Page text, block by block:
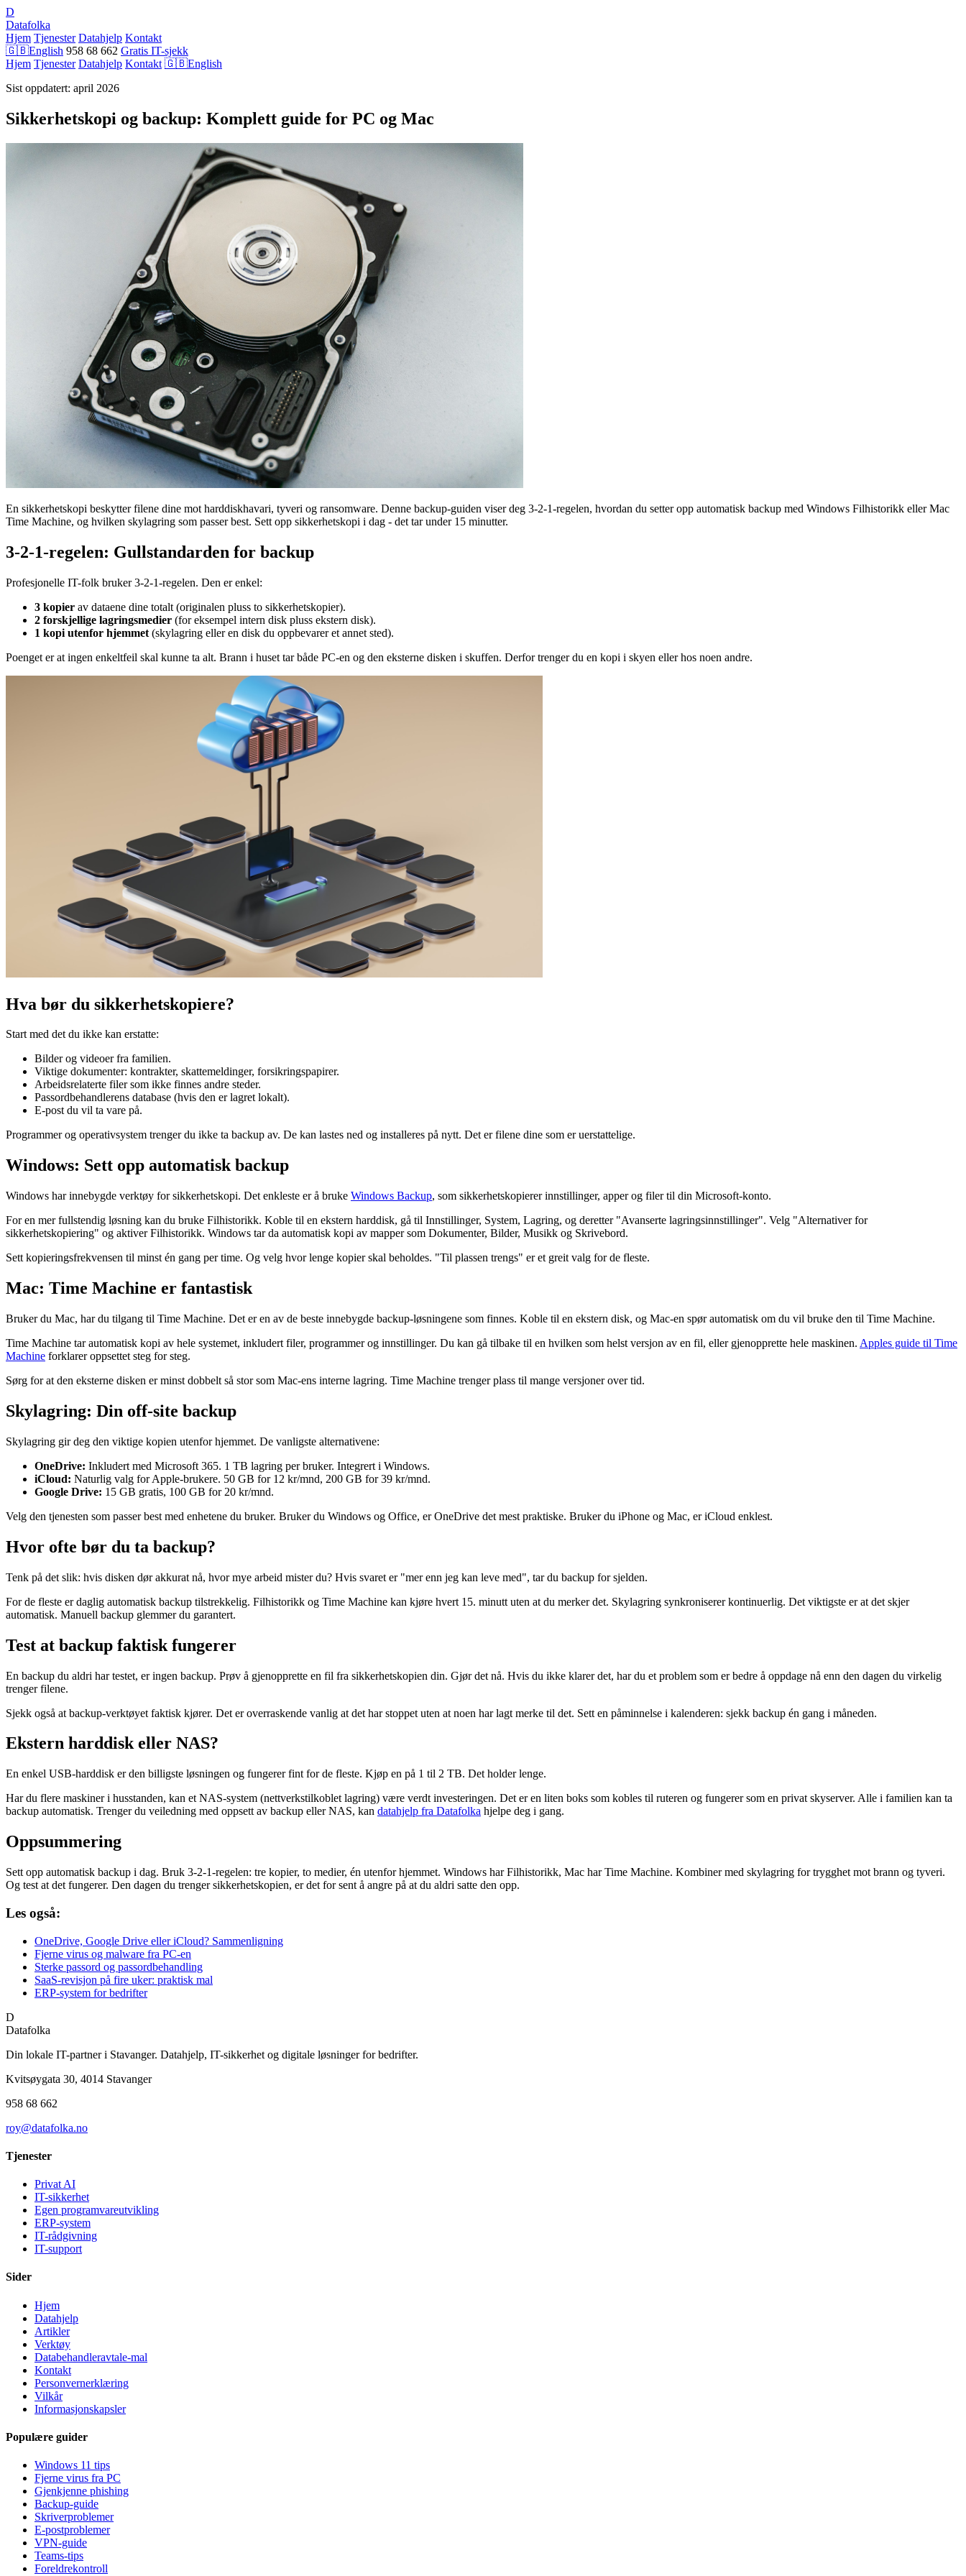
D
Datafolka
Hjem Tjenester Datahjelp Kontakt
🇬🇧English 958 68 662 Gratis IT-sjekk
Hjem Tjenester Datahjelp Kontakt 🇬🇧English
Sist oppdatert: april 2026
Sikkerhetskopi og backup: Komplett guide for PC og Mac
En sikkerhetskopi beskytter filene dine mot harddiskhavari, tyveri og ransomware. Denne backup-guiden viser deg 3-2-1-regelen, hvordan du setter opp automatisk backup med Windows Filhistorikk eller Mac
Time Machine, og hvilken skylagring som passer best. Sett opp sikkerhetskopi i dag - det tar under 15 minutter.
3-2-1-regelen: Gullstandarden for backup
Profesjonelle IT-folk bruker 3-2-1-regelen. Den er enkel:
3 kopier av dataene dine totalt (originalen pluss to sikkerhetskopier).
2 forskjellige lagringsmedier (for eksempel intern disk pluss ekstern disk).
1 kopi utenfor hjemmet (skylagring eller en disk du oppbevarer et annet sted).
Poenget er at ingen enkeltfeil skal kunne ta alt. Brann i huset tar både PC-en og den eksterne disken i skuffen. Derfor trenger du en kopi i skyen eller hos noen andre.
Hva bør du sikkerhetskopiere?
Start med det du ikke kan erstatte:
Bilder og videoer fra familien.
Viktige dokumenter: kontrakter, skattemeldinger, forsikringspapirer.
Arbeidsrelaterte filer som ikke finnes andre steder.
Passordbehandlerens database (hvis den er lagret lokalt).
E-post du vil ta vare på.
Programmer og operativsystem trenger du ikke ta backup av. De kan lastes ned og installeres på nytt. Det er filene dine som er uerstattelige.
Windows: Sett opp automatisk backup
Windows har innebygde verktøy for sikkerhetskopi. Det enkleste er å bruke Windows Backup, som sikkerhetskopierer innstillinger, apper og filer til din Microsoft-konto.
For en mer fullstendig løsning kan du bruke Filhistorikk. Koble til en ekstern harddisk, gå til Innstillinger, System, Lagring, og deretter "Avanserte lagringsinnstillinger". Velg "Alternativer for
sikkerhetskopiering" og aktiver Filhistorikk. Windows tar da automatisk kopi av mapper som Dokumenter, Bilder, Musikk og Skrivebord.
Sett kopieringsfrekvensen til minst én gang per time. Og velg hvor lenge kopier skal beholdes. "Til plassen trengs" er et greit valg for de fleste.
Mac: Time Machine er fantastisk
Bruker du Mac, har du tilgang til Time Machine. Det er en av de beste innebygde backup-løsningene som finnes. Koble til en ekstern disk, og Mac-en spør automatisk om du vil bruke den til Time Machine.
Time Machine tar automatisk kopi av hele systemet, inkludert filer, programmer og innstillinger. Du kan gå tilbake til en hvilken som helst versjon av en fil, eller gjenopprette hele maskinen. Apples guide til Time
Machine forklarer oppsettet steg for steg.
Sørg for at den eksterne disken er minst dobbelt så stor som Mac-ens interne lagring. Time Machine trenger plass til mange versjoner over tid.
Skylagring: Din off-site backup
Skylagring gir deg den viktige kopien utenfor hjemmet. De vanligste alternativene:
OneDrive: Inkludert med Microsoft 365. 1 TB lagring per bruker. Integrert i Windows.
iCloud: Naturlig valg for Apple-brukere. 50 GB for 12 kr/mnd, 200 GB for 39 kr/mnd.
Google Drive: 15 GB gratis, 100 GB for 20 kr/mnd.
Velg den tjenesten som passer best med enhetene du bruker. Bruker du Windows og Office, er OneDrive det mest praktiske. Bruker du iPhone og Mac, er iCloud enklest.
Hvor ofte bør du ta backup?
Tenk på det slik: hvis disken dør akkurat nå, hvor mye arbeid mister du? Hvis svaret er "mer enn jeg kan leve med", tar du backup for sjelden.
For de fleste er daglig automatisk backup tilstrekkelig. Filhistorikk og Time Machine kan kjøre hvert 15. minutt uten at du merker det. Skylagring synkroniserer kontinuerlig. Det viktigste er at det skjer
automatisk. Manuell backup glemmer du garantert.
Test at backup faktisk fungerer
En backup du aldri har testet, er ingen backup. Prøv å gjenopprette en fil fra sikkerhetskopien din. Gjør det nå. Hvis du ikke klarer det, har du et problem som er bedre å oppdage nå enn den dagen du virkelig
trenger filene.
Sjekk også at backup-verktøyet faktisk kjører. Det er overraskende vanlig at det har stoppet uten at noen har lagt merke til det. Sett en påminnelse i kalenderen: sjekk backup én gang i måneden.
Ekstern harddisk eller NAS?
En enkel USB-harddisk er den billigste løsningen og fungerer fint for de fleste. Kjøp en på 1 til 2 TB. Det holder lenge.
Har du flere maskiner i husstanden, kan et NAS-system (nettverkstilkoblet lagring) være verdt investeringen. Det er en liten boks som kobles til ruteren og fungerer som en privat skyserver. Alle i familien kan ta
backup automatisk. Trenger du veiledning med oppsett av backup eller NAS, kan datahjelp fra Datafolka hjelpe deg i gang.
Oppsummering
Sett opp automatisk backup i dag. Bruk 3-2-1-regelen: tre kopier, to medier, én utenfor hjemmet. Windows har Filhistorikk, Mac har Time Machine. Kombiner med skylagring for trygghet mot brann og tyveri.
Og test at det fungerer. Den dagen du trenger sikkerhetskopien, er det for sent å angre på at du aldri satte den opp.
Les også:
OneDrive, Google Drive eller iCloud? Sammenligning
Fjerne virus og malware fra PC-en
Sterke passord og passordbehandling
SaaS-revisjon på fire uker: praktisk mal
ERP-system for bedrifter
D
Datafolka
Din lokale IT-partner i Stavanger. Datahjelp, IT-sikkerhet og digitale løsninger for bedrifter.
Kvitsøygata 30, 4014 Stavanger
958 68 662
roy@datafolka.no
Tjenester
Privat AI
IT-sikkerhet
Egen programvareutvikling
ERP-system
IT-rådgivning
IT-support
Sider
Hjem
Datahjelp
Artikler
Verktøy
Databehandleravtale-mal
Kontakt
Personvernerklæring
Vilkår
Informasjonskapsler
Populære guider
Windows 11 tips
Fjerne virus fra PC
Gjenkjenne phishing
Backup-guide
Skriverproblemer
E-postproblemer
VPN-guide
Teams-tips
Foreldrekontroll